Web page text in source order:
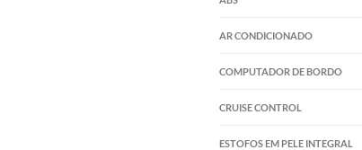
AR CONDICIONADO
COMPUTADOR DE BORDO
CRUISE CONTROL
ESTOFOS EM PELE INTEGRAL